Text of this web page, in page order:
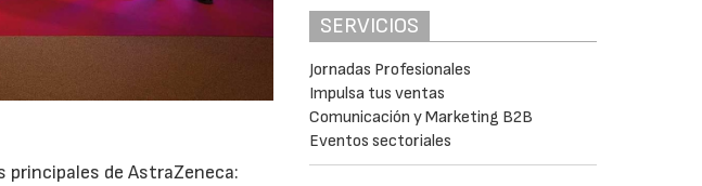
de AstraZeneca:
SERVICIOS
Jornadas Profesionales
Impulsa tus ventas
Comunicación y Marketing B2B
Eventos sectoriales